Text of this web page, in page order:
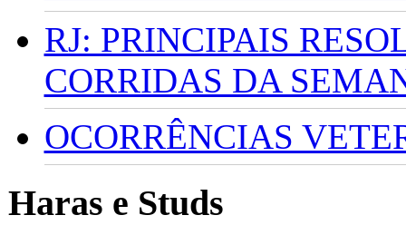
RJ: PRINCIPAIS
CORRIDAS DA
OCORRÊNCIAS
Haras e Studs